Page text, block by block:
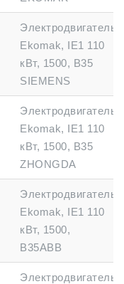
Электродвигатель
Ekomak, IE1 110
кВт, 1500, B35
SIEMENS
Электродвигатель
Ekomak, IE1 110
кВт, 1500, B35
ZHONGDA
Электродвигатель
Ekomak, IE1 110
кВт, 1500,
B35ABB
Электродвигатель